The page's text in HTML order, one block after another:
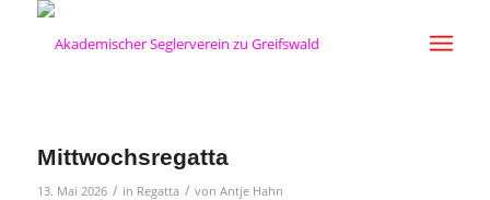
Mittwochsregatta
13. Mai 2026 / in Regatta / von Antje Hahn